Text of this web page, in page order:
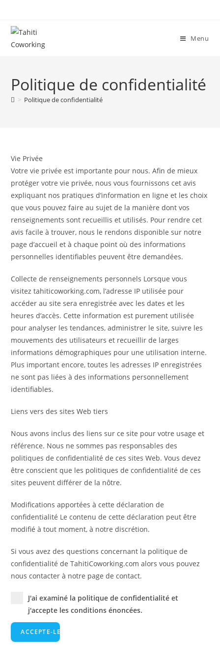
content
Menu
Politique de confidentialité
> Politique de confidentialité
Vie Privée
Votre vie privée est importante pour nous. Afin de mieux
protéger votre vie privée, nous vous fournissons cet avis
expliquant nos pratiques d’information en ligne et les choix
que vous pouvez faire au sujet de la manière dont vos
renseignements sont recueillis et utilisés. Pour rendre cet
avis facile à trouver, nous le rendons disponible sur notre
page d’accueil et à chaque point où des informations
personnelles identifiables peuvent être demandées.
Collecte de renseignements personnels Lorsque vous
visitez tahiticoworking.com, l’adresse IP utilisée pour
accéder au site sera enregistrée avec les dates et les
heures d’accès. Cette information est purement utilisée
pour analyser les tendances, administrer le site, suivre les
mouvements des utilisateurs et recueillir de larges
informations démographiques pour une utilisation interne.
Plus important encore, toutes les adresses IP enregistrées
ne sont pas liées à des informations personnellement
identifiables.
Liens vers des sites Web tiers
Nous avons inclus des liens sur ce site pour votre usage et
référence. Nous ne sommes pas responsables des
politiques de confidentialité de ces sites Web. Vous devez
être conscient que les politiques de confidentialité de ces
sites peuvent différer de la nôtre.
Modifications apportées à cette déclaration de
confidentialité Le contenu de cette déclaration peut être
modifié à tout moment, à notre discrétion.
Si vous avez des questions concernant la politique de
confidentialité de TahitiCoworking.com alors vous pouvez
nous contacter à notre page de contact.
J'ai examiné la politique de confidentialité et
j'accepte les conditions énoncées.